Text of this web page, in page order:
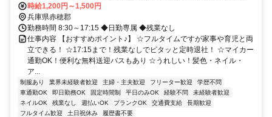
時給1,200円～1,500円
兵庫県赤穂郡
勤務時間 8:30～17:15 ◆日勤専属 ◆残業なし
仕事内容 【おすすめポイント♪】 ☆フルタイムですが家事や育児と両
立できる！ ☆17:15まで！残業なしでピタッと定時退社！ ☆マイカー
通勤OK！便利な無料送迎バスもあり ☆うれしい！髪色・ネイル・
ア...
制服あり 業界未経験者歓迎 主婦・主夫歓迎 フリーター歓迎
学歴不問
車通勤OK
即日勤務OK 固定時間制 平日のみOK 経験不問
未経験者歓迎
ネイルOK
残業なし 週払いOK ブランクOK 交通費支給
長期歓迎
フルタイム歓迎
土日祝休み 履歴書不要